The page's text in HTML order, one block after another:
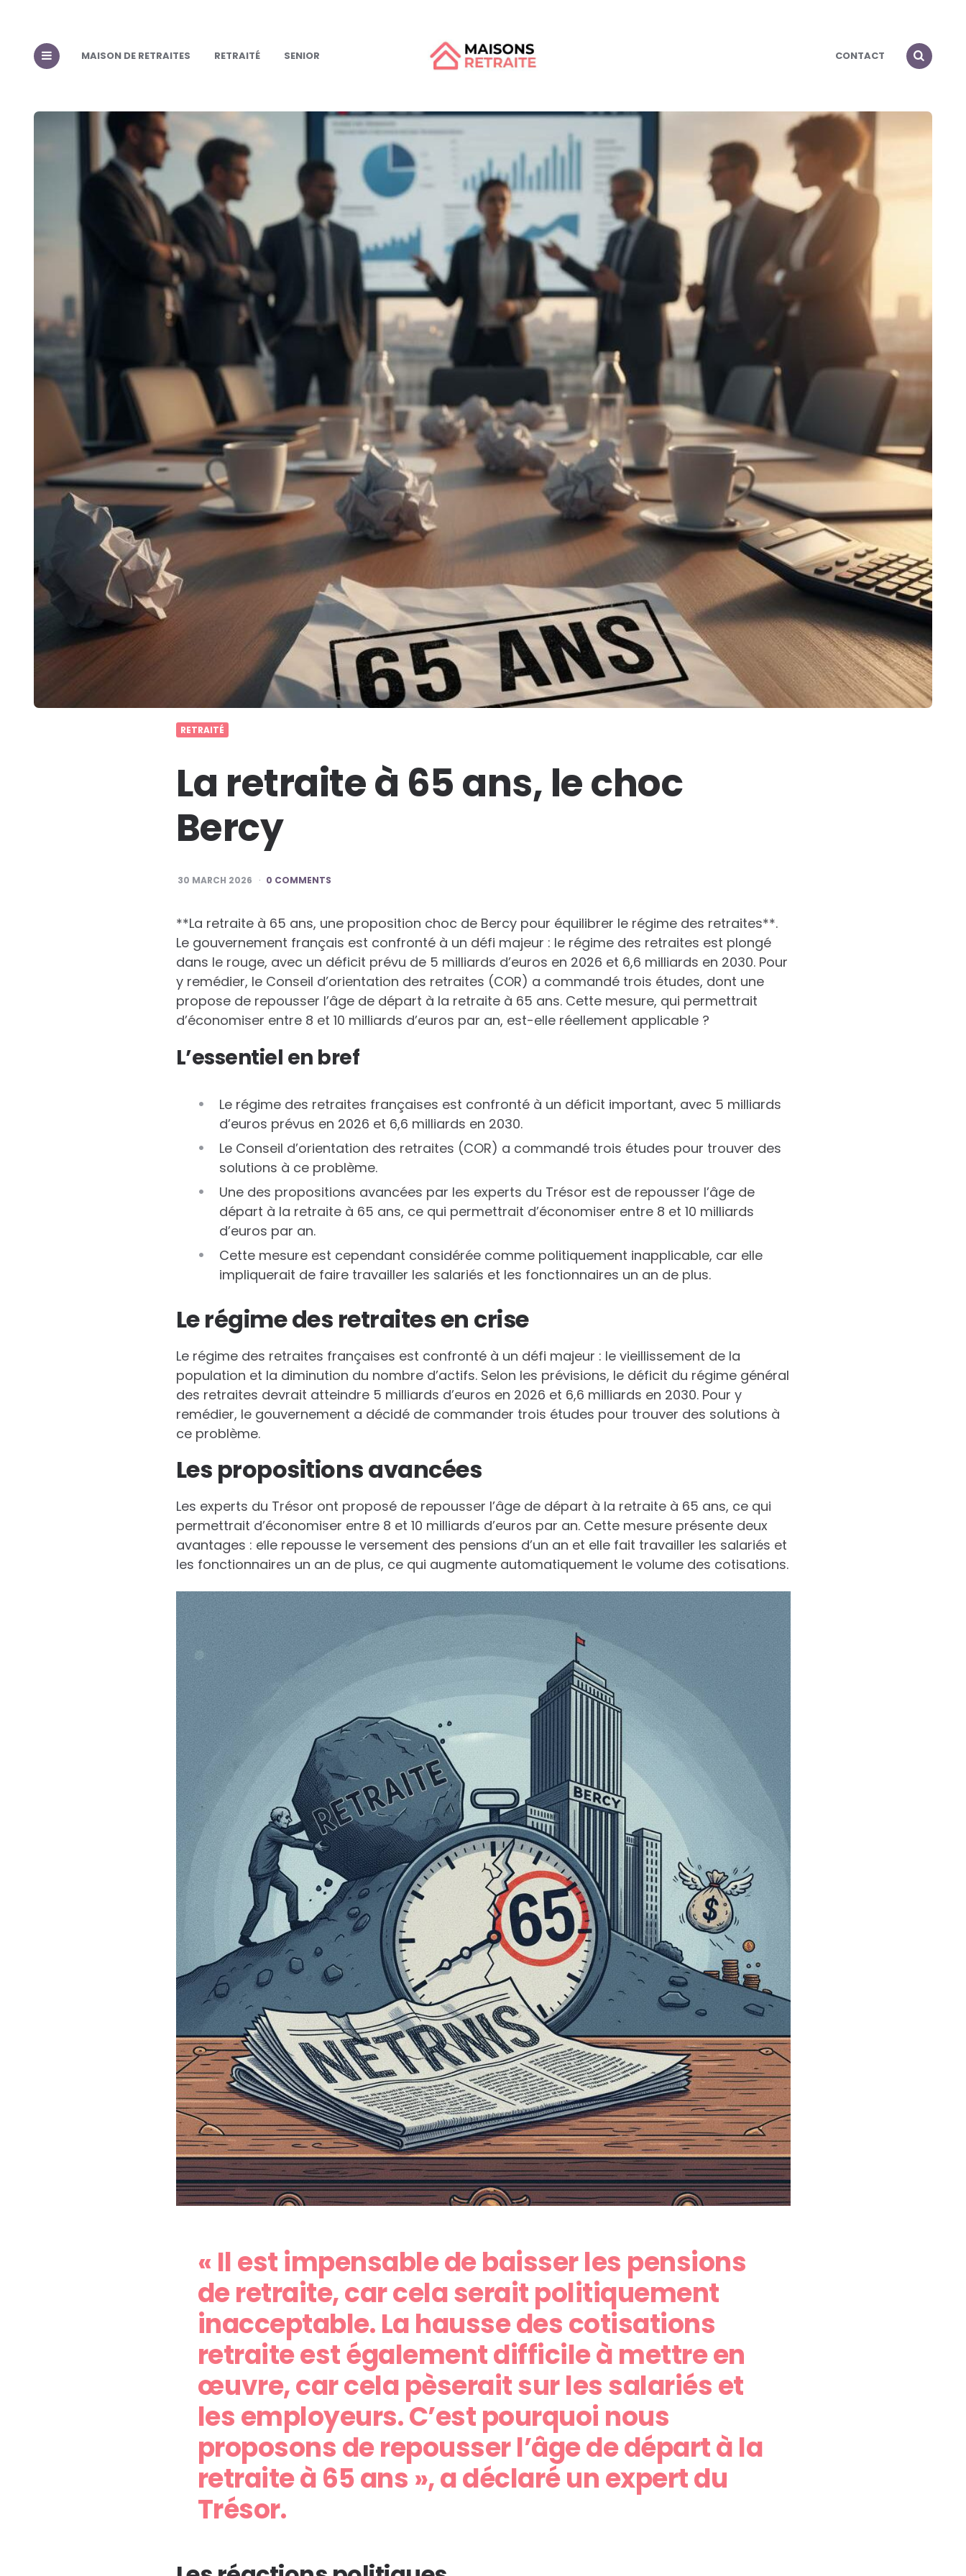
MAISON DE RETRAITES RETRAITÉ SENIOR CONTACT
RETRAITÉ
La retraite à 65 ans, le choc
Bercy
30 MARCH 2026 0 COMMENTS
**La retraite à 65 ans, une proposition choc de Bercy pour équilibrer le régime des retraites**.
Le gouvernement français est confronté à un défi majeur : le régime des retraites est plongé
dans le rouge, avec un déficit prévu de 5 milliards d’euros en 2026 et 6,6 milliards en 2030. Pour
y remédier, le Conseil d’orientation des retraites (COR) a commandé trois études, dont une
propose de repousser l’âge de départ à la retraite à 65 ans. Cette mesure, qui permettrait
d’économiser entre 8 et 10 milliards d’euros par an, est-elle réellement applicable ?
L’essentiel en bref
Le régime des retraites françaises est confronté à un déficit important, avec 5 milliards
d’euros prévus en 2026 et 6,6 milliards en 2030.
Le Conseil d’orientation des retraites (COR) a commandé trois études pour trouver des
solutions à ce problème.
Une des propositions avancées par les experts du Trésor est de repousser l’âge de
départ à la retraite à 65 ans, ce qui permettrait d’économiser entre 8 et 10 milliards
d’euros par an.
Cette mesure est cependant considérée comme politiquement inapplicable, car elle
impliquerait de faire travailler les salariés et les fonctionnaires un an de plus.
Le régime des retraites en crise
Le régime des retraites françaises est confronté à un défi majeur : le vieillissement de la
population et la diminution du nombre d’actifs. Selon les prévisions, le déficit du régime général
des retraites devrait atteindre 5 milliards d’euros en 2026 et 6,6 milliards en 2030. Pour y
remédier, le gouvernement a décidé de commander trois études pour trouver des solutions à
ce problème.
Les propositions avancées
Les experts du Trésor ont proposé de repousser l’âge de départ à la retraite à 65 ans, ce qui
permettrait d’économiser entre 8 et 10 milliards d’euros par an. Cette mesure présente deux
avantages : elle repousse le versement des pensions d’un an et elle fait travailler les salariés et
les fonctionnaires un an de plus, ce qui augmente automatiquement le volume des cotisations.
« Il est impensable de baisser les pensions
de retraite, car cela serait politiquement
inacceptable. La hausse des cotisations
retraite est également difficile à mettre en
œuvre, car cela pèserait sur les salariés et
les employeurs. C’est pourquoi nous
proposons de repousser l’âge de départ à la
retraite à 65 ans », a déclaré un expert du
Trésor.